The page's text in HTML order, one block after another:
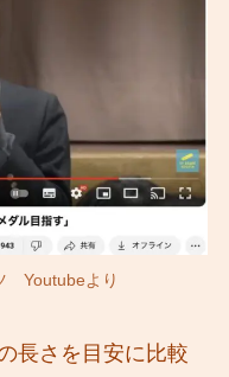
Youtubeより
長さを目安に比較